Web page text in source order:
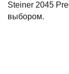
Steiner 2045
выбором.